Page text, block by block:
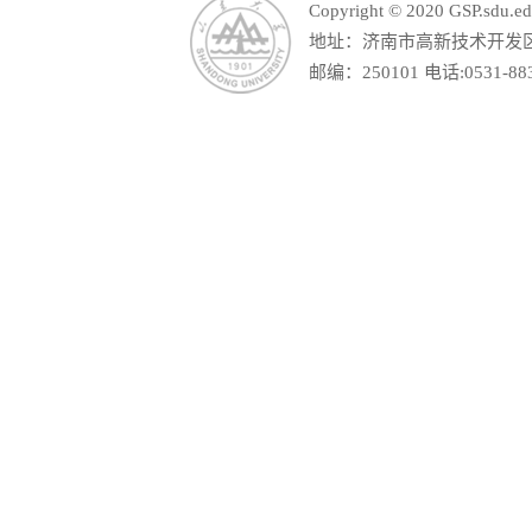
Copyright © 2020
地址：济南市高新技术开发
邮编：250101 电话:0531-